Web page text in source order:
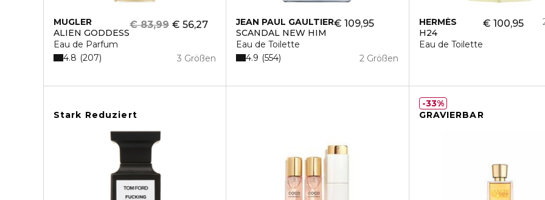
MUGLER
ALIEN GODDESS
Eau de Parfum
€ 56,27
€ 83,99
3 Größen
4.8 207
JEAN PAUL GAULTIER
SCANDAL NEW HIM
Eau de Toilette
€ 109,95
2 Größen
4.9 554
HERMÈS
H24
Eau de Toilette
€ 100,95
Stark Reduziert GRAVIERBAR
33%